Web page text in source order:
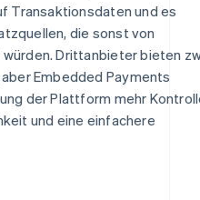
Transaktionsdaten und es
die sonst von
Drittanbieter bieten
Embedded Payments
der Plattform mehr
und eine einfachere